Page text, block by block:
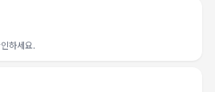
하세요.